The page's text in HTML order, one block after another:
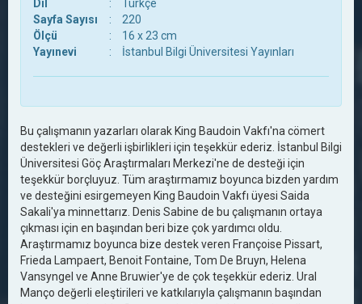
Dil
:
Türkçe
Sayfa Sayısı
:
220
Ölçü
:
16 x 23 cm
Yayınevi
: İstanbul Bilgi Üniversitesi Yayınları
Bu çalışmanın yazarları olarak King Baudoin Vakfı'na cömert
destekleri ve değerli işbirlikleri için teşekkür ederiz. İstanbul Bilgi
Üniversitesi Göç Araştırmaları Merkezi'ne de desteği için
teşekkür borçluyuz. Tüm araştırmamız boyunca bizden yardım
ve desteğini esirgemeyen King Baudoin Vakfı üyesi Saida
Sakali'ya minnettarız. Denis Sabine de bu çalışmanın ortaya
çıkması için en başından beri bize çok yardımcı oldu.
Araştırmamız boyunca bize destek veren Françoise Pissart,
Frieda Lampaert, Benoit Fontaine, Tom De Bruyn, Helena
Vansyngel ve Anne Bruwier'ye de çok teşekkür ederiz. Ural
Manço değerli eleştirileri ve katkılarıyla çalışmanın başından